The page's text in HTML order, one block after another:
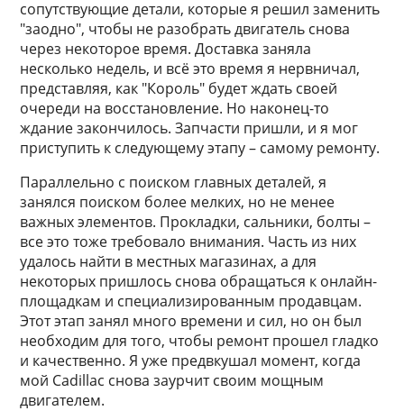
сопутствующие детали, которые я решил заменить
"заодно", чтобы не разобрать двигатель снова
через некоторое время. Доставка заняла
несколько недель, и всё это время я нервничал,
представляя, как "Король" будет ждать своей
очереди на восстановление. Но наконец-то
ждание закончилось. Запчасти пришли, и я мог
приступить к следующему этапу – самому ремонту.
Параллельно с поиском главных деталей, я
занялся поиском более мелких, но не менее
важных элементов. Прокладки, сальники, болты –
все это тоже требовало внимания. Часть из них
удалось найти в местных магазинах, а для
некоторых пришлось снова обращаться к онлайн-
площадкам и специализированным продавцам.
Этот этап занял много времени и сил, но он был
необходим для того, чтобы ремонт прошел гладко
и качественно. Я уже предвкушал момент, когда
мой Cadillac снова заурчит своим мощным
двигателем.